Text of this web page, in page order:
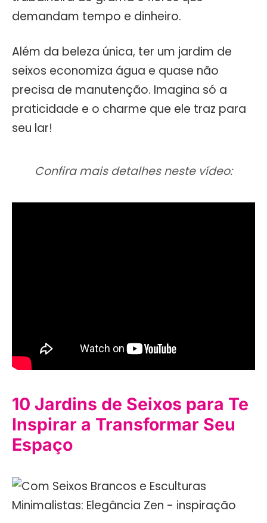
demandam tempo e dinheiro.
Além da beleza única, ter um jardim de
seixos economiza água e quase não
precisa de manutenção. Imagina só a
praticidade e o charme que ele traz para
seu lar!
Confira mais detalhes neste vídeo:
10 Jardins de Seixos para Te
Inspirar a Transformar Seu
Espaço